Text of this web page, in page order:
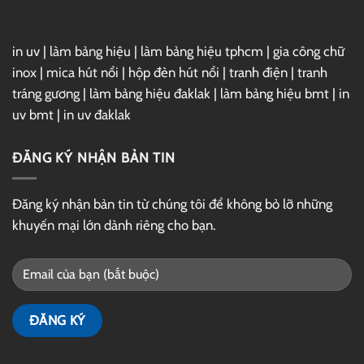
in uv | làm bảng hiệu | làm bảng hiệu tphcm | gia công chữ
inox | mica hút nổi | hộp đèn hút nổi | tranh điện | tranh
tráng gương | làm bảng hiệu đaklak | làm bảng hiệu bmt | in
uv bmt | in uv đaklak
ĐĂNG KÝ NHẬN BẢN TIN
Đăng ký nhận bản tin từ chúng tôi để không bỏ lỡ những
khuyến mại lớn dành riêng cho bạn.